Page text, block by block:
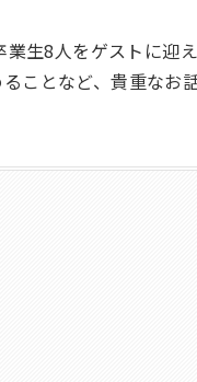
生8人をゲストに迎
ことなど、貴重なお